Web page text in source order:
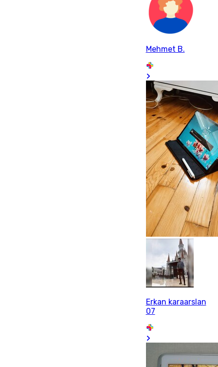
Mehmet B.
Erkan karaarslan
07